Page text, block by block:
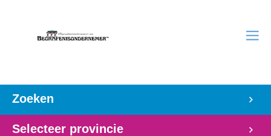
Zoeken
Selecteer provincie